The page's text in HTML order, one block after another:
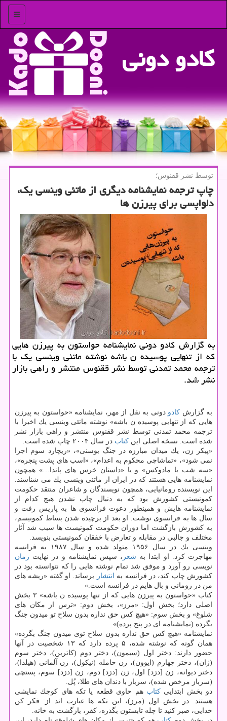
منو
كادو دونی
توسط نشر ققنوس؛
چاپ ترجمه نمایشنامه دیگری از ماتئی وینسی یك،
دلواپسی برای پیرزن ها
به گزارش كادو دونی نمایشنامه حواستون به پیرزن هایی
كه از تنهایی پوسیده ن باشه نوشته ماتئی وینسی یك با
ترجمه محمد تمدنی توسط نشر ققنوس منتشر و راهی بازار
نشر شد.
به گزارش كادو دونی به نقل از مهر، نمایشنامه «حواستون به پیرزن
هایی كه از تنهایی پوسیده ن باشه» نوشته ماتئی وینسی یك اخیرا با
ترجمه محمد تمدنی توسط نشر ققنوس منتشر و راهی بازار نشر
شده است. نسخه اصلی این كتاب در سال ۲۰۰۴ چاپ شده است.
«پیكر زن، یك میدان مبارزه در جنگ بوسنی»، «ریچارد سوم اجرا
نمی شود»، «تماشاچی محكوم به اعدام»، «اسب های پشت پنجره»،
«سه شب با مادوكس» و یا «داستان خرس های پاندا…» همچون
نمایشنامه هایی هستند كه در ایران از ماتئی وینسی یك می شناسند.
این نویسنده رومانیایی، همچون نویسندگان و شاعران منتقد حكومت
كمونیستی كشورش بود كه به دنبال چاپ نشدن هیچ كدام از
نمایشنامه هایش و همینطور دعوت فرانسوی ها به پاریس رفت و
سال ها به فرانسوی نوشت. او بعد از برچیده شدن بساط كمونیسم،
به كشورش بازگشت اما دوران حكومت كمونیست ها سبب شد آثار
مختلف و جالبی در مقابله و تعارض با خفقان كمونیستی بنویسد.
وینسی یك در سال ۱۹۵۶ متولد شده و سال ۱۹۸۷ به فرانسه
مهاجرت كرد. او ابتدا به شعر ، سپس نمایشنامه و در نهایت رمان
نویسی رو آورد و موفق شد تمام نوشته هایی را كه نتوانسته بود در
كشورش چاپ كند، در فرانسه به انتشار
برساند. او گفته «ریشه های
من در رومانی و بال هایم در فرانسه است.»
كتاب «حواستون به پیرزن هایی كه از تنها پوسیده ن باشه» ۳ بخش
اصلی دارد؛ بخش اول: «مرز»، بخش دوم: «ترس از مكان های
شلوغ» و بخش سوم: «هیچ كس حق نداره بدون سلاح تو میدون جنگ
بگرده (نمایشنامه ای در پنج پرده)».
نمایشنامه «هیچ كس حق نداره بدون سلاح توی میدون جنگ بگرده»
همان گونه كه نوشته شده، ۵ پرده دارد كه ۱۳ شخصیت در آنها
حضور دارند: دختر اول (سیمون)، دختر دوم (كاترین)، دختر سوم
(ژان)، دختر چهارم (ایوون)، زن حامله (نیكول)، زن آلمانی (هیلدا)،
دختر دیوانه، زن [دزد] اول، زن [دزد] دوم، زن [دزد] سوم، پستچی
(سرباز مرخص شده)، سرباز با دندان های طلا، پُل.
دو بخش ابتداییكتاب هم حاوی قطعه یا تكه های كوچك نمایشی
هستند. در بخش اول (مرز)، این تكه ها عبارت اند از: فكر كن
خدایی، صبر كنید تا چله تابستون بگذره، كفر، بازگشت به خانه.